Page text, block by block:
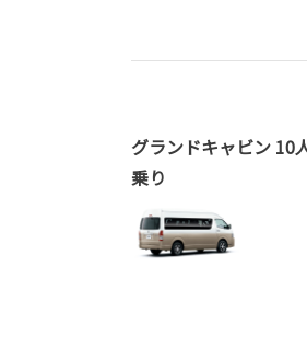
グランドキャビン 10
乗り